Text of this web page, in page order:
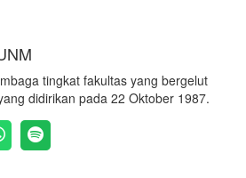
tingkat fakultas yang bergelut
didirikan pada 22 Oktober 1987.